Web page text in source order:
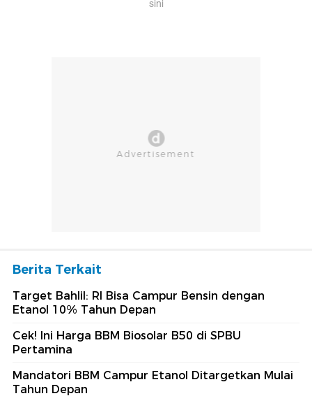
Berita Terkait
Target Bahlil: RI Bisa Campur Bensin dengan
Etanol 10% Tahun Depan
Cek! Ini Harga BBM Biosolar B50 di SPBU
Pertamina
Mandatori BBM Campur Etanol Ditargetkan Mulai
Tahun Depan